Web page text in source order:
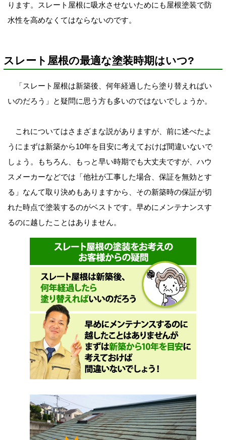
ります。スレート屋根に吸水させないためにも屋根塗装で防
水性を高めなくてはならないのです。
スレート屋根の最適な塗装時期はいつ?
「スレート屋根は新築後、何年経過したら塗り替えればい
いのだろう」と疑問に思う方も多いのではないでしょうか。
これについてはさまざまな説がありますが、前に述べたよ
うにまずは新築から10年を目安に考えておけば間違いないで
しょう。もちろん、もっと早い時期でも大丈夫ですが、ハウ
スメーカーなどでは「他社が工事した場合、保証を無効とす
る」なんて取り決めもありますから、その新築時の保証が切
れた時点で塗装するのがベストです。早めにメンテナンスす
るのに越したことはありません。